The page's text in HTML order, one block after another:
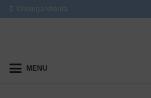
Obsługa klienta
MENU